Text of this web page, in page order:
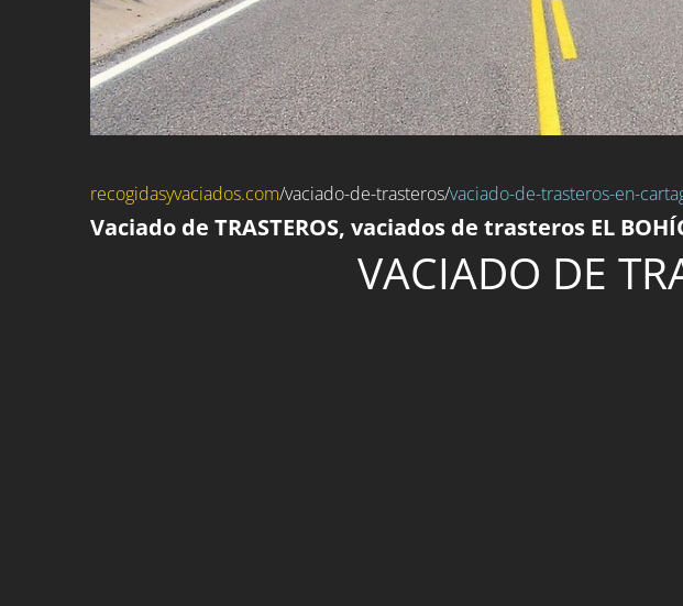
recogidasyvaciados.com/vaciado-de-trasteros/vaciado-de-trasteros-en-
Vaciado de TRASTEROS, vaciados de trasteros EL
VACIADO DE